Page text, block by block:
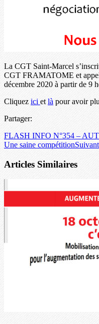
La CGT Saint-Marcel
CGT FRAMATOME et
décembre 2020 à partir de 9
Cliquez ici etlà pour avoir
Partager:
FLASH INFO N°354 –
Une saine compétitionSuivant
Articles Similaires